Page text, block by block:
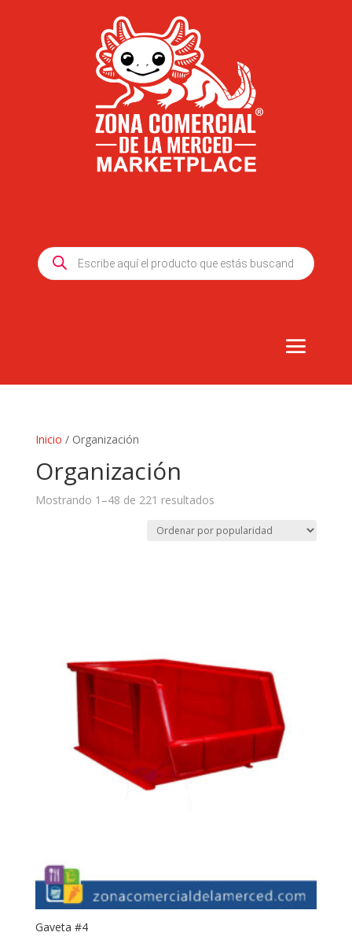
Products
search
Inicio / Organización
Organización
Mostrando 1–48 de 221 resultados
Gaveta #4